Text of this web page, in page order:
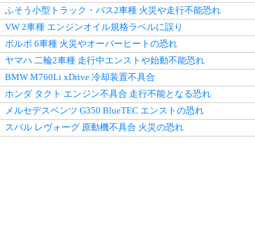
ふそう小型トラック・バス2車種 火災や走行不能恐れ
VW 2車種 エンジンオイル規格ラベルに誤り
ボルボ 6車種 火災やオーバーヒートの恐れ
ヤマハ 二輪2車種 走行中エンストや始動不能恐れ
BMW M760Li xDrive 冷却装置不具合
ホンダ タクト エンジン不具合 走行不能となる恐れ
メルセデスベンツ G350 BlueTEC エンストの恐れ
スバル レヴォーグ 原動機不具合 火災の恐れ